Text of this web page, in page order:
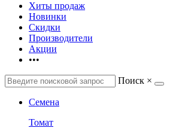
Хиты продаж
Новинки
Скидки
Производители
Акции
•••
Поиск ×
Семена
Томат